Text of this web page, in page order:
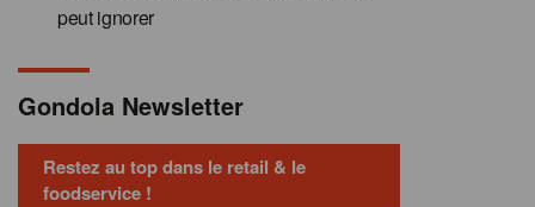
peut ignorer
Gondola Newsletter
Restez au top dans le retail & le
foodservice !